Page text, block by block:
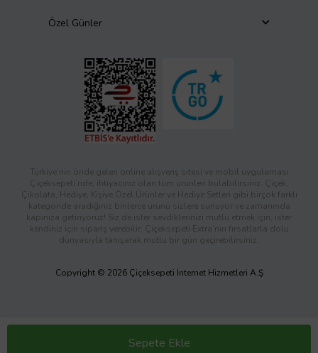
Sepete Ekle
Özel Günler
Türkiye’nin önde gelen online alışveriş sitesi ve mobil uygulaması
Çiçeksepeti’nde, ihtiyacınız olan tüm ürünleri bulabilirsiniz. Çiçek,
Çikolata, Hediye, Kişiye Özel Ürünler ve Hediye Setleri gibi birçok farklı
kategoride aradığınız binlerce ürünü sizlere sunuyor ve zamanında
kapınıza getiriyoruz! Siz de ister sevdiklerinizi mutlu etmek için, ister
kendiniz için sipariş verebilir; Çiçeksepeti Extra’nın fırsatlarla dolu
dünyasıyla tanışarak mutlu bir gün geçirebilirsiniz.
Copyright © 2026 Çiçeksepeti İnternet Hizmetleri A.Ş